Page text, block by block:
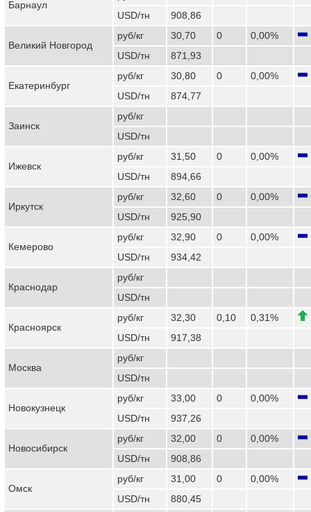
Барнаул
USD/тн
908,86
Великий Новгород
руб/кг 30,70 0
0,00%
USD/тн
871,93
Екатеринбург
руб/кг 30,80 0
0,00%
USD/тн
874,77
Заинск
руб/кг
USD/тн
Ижевск
руб/кг 31,50 0
0,00%
USD/тн
894,66
Иркутск
руб/кг 32,60 0
0,00%
USD/тн
925,90
Кемерово
руб/кг 32,90 0
0,00%
USD/тн
934,42
Краснодар
руб/кг
USD/тн
Красноярск
руб/кг 32,30 0,10
0,31%
USD/тн
917,38
Москва
руб/кг
USD/тн
Новокузнецк
руб/кг 33,00 0
0,00%
USD/тн
937,26
Новосибирск
руб/кг 32,00 0
0,00%
USD/тн
908,86
Омск
руб/кг 31,00 0
0,00%
USD/тн
880,45